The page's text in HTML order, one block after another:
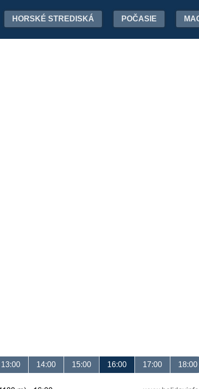
HORSKÉ STREDISKÁ POČASIE
13:00 14:00 15:00 16:00 17:00 18:00